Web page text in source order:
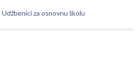
Udžbenici za osnovnu školu